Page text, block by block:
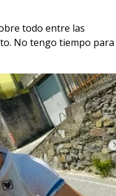
todo entre las
No tengo tiempo para